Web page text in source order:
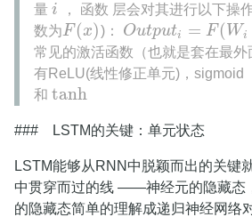
量i
i
， 函数 层会对其进行以下操
数为F (x)
F(x) )： Outputi = F ( Wi
Outputi=F (W i⋅Ai +bi)
常见的激活函数（也就是套在最外
有ReLU(线性修正单元)，sigmoid
和tanh
tanh
### LSTM的关键：单元状态
LSTM能够从RNN中脱颖而出的关键
中贯穿而过的线 ——神经元的隐藏态
的隐藏态简单的理解成递归神经网络